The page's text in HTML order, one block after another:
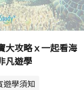
大攻略ｘ一起看海
凡遊學
遊學須知